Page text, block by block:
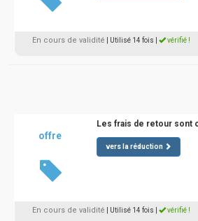
En cours de validité | Utilisé 14 fois vérifié !
offre
Les frais de retour sont
vers la réduction
En cours de validité | Utilisé 14 fois vérifié !